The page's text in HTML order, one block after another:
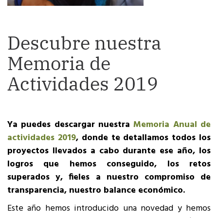
Descubre nuestra
Memoria de
Actividades 2019
Ya puedes descargar nuestraMemoria Anual de
actividades 2019, donde te detallamos todos los
proyectos llevados a cabo durante ese año, los
logros que hemos conseguido, los retos
superados y, fieles a nuestro compromiso de
transparencia, nuestro balance económico.
Este año hemos introducido una novedad y hemos